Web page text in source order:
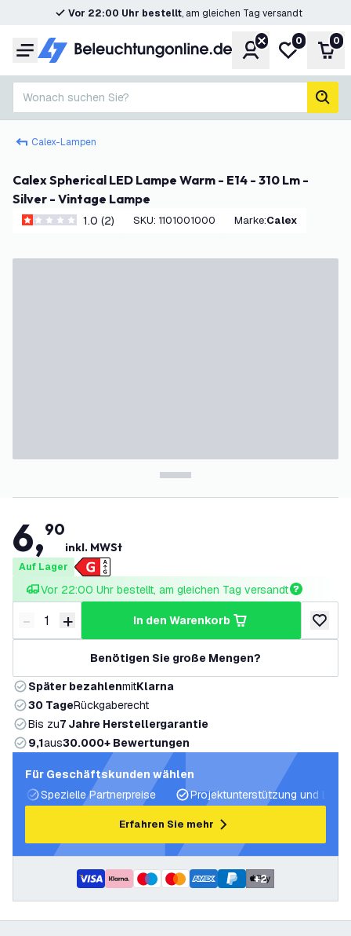
Vor 22:00 Uhr bestellt, am gleichen Tag versandt
Menü KontoMeine
0 0
Wonach suchen Sie?
Calex-Lampen
Calex Spherical LED Lampe Warm - E14 - 310 Lm -
Silver - Vintage Lampe
1 Bewertungssterne
1.0 (2) SKU: 1101001000 Marke: Calex
6,90
inkl. MWSt
Auf Lager
Vor 22:00 Uhr bestellt, am gleichen Tag versandt
Menge verringern
- Menge erhöhen
+ in den Warenkorb
zur
Benötigen Sie große Mengen?
Später bezahlenmitKlarna
30 TageRückgaberecht
Bis zu7 Jahre Herstellergarantie
9,1aus30.000+ Bewertungen
Für Geschäftskunden wählen
Spezielle Partnerpreise
Projektunterstützung und
Erfahren Sie mehr
+2